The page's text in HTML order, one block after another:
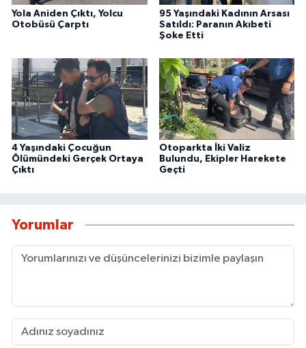
Yola Aniden Çıktı, Yolcu
Otobüsü Çarptı
95 Yaşındaki Kadının Arsası
Satıldı: Paranın Akıbeti
Şoke Etti
4 Yaşındaki Çocuğun
Ölümündeki Gerçek Ortaya
Çıktı
Otoparkta İki Valiz
Bulundu, Ekipler Harekete
Geçti
Yorumlar